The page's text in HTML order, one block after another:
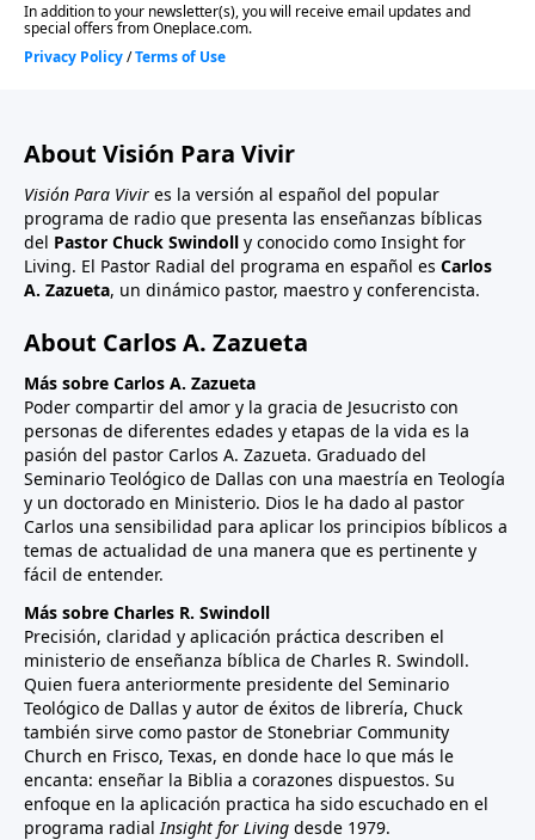
About Visión Para Vivir
Visión Para Vivir es la versión al español del popular
programa de radio que presenta las enseñanzas bíblicas
del Pastor Chuck Swindoll y conocido como Insight for
Living. El Pastor Radial del programa en español es Carlos
A. Zazueta, un dinámico pastor, maestro y conferencista.
About Carlos A. Zazueta
Más sobre Carlos A. Zazueta
Poder compartir del amor y la gracia de Jesucristo con
personas de diferentes edades y etapas de la vida es la
pasión del pastor Carlos A. Zazueta. Graduado del
Seminario Teológico de Dallas con una maestría en Teología
y un doctorado en Ministerio. Dios le ha dado al pastor
Carlos una sensibilidad para aplicar los principios bíblicos a
temas de actualidad de una manera que es pertinente y
fácil de entender.
Más sobre Charles R. Swindoll
Precisión, claridad y aplicación práctica describen el
ministerio de enseñanza bíblica de Charles R. Swindoll.
Quien fuera anteriormente presidente del Seminario
Teológico de Dallas y autor de éxitos de librería, Chuck
también sirve como pastor de Stonebriar Community
Church en Frisco, Texas, en donde hace lo que más le
encanta: enseñar la Biblia a corazones dispuestos. Su
enfoque en la aplicación practica ha sido escuchado en el
programa radialInsight for Living desde 1979.